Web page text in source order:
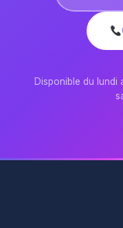
Disponible du lundi